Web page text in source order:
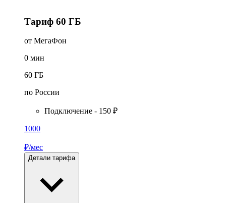
Тариф 60 ГБ
от МегаФон
0 мин
60 ГБ
по России
Подключение - 150 ₽
1000
₽/мес
Детали тарифа